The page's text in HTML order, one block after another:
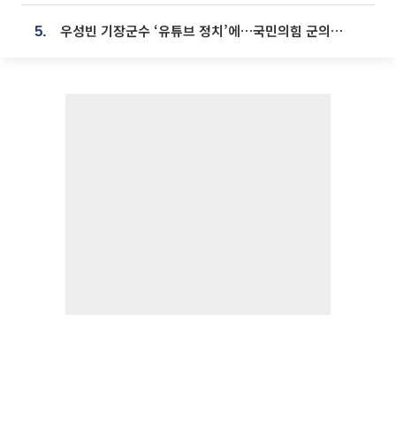
5. 우성빈 기장군수 ‘유튜브 정치’에…국민의힘 군의원들 집단 반발